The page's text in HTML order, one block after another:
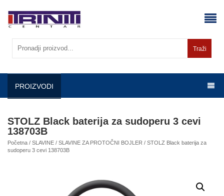
content
Traži
PROIZVODI
STOLZ Black baterija za sudoperu 3 cevi
138703B
Početna / SLAVINE / SLAVINE ZA PROTOČNI BOJLER / STOLZ Black baterija za
sudoperu 3 cevi 138703B